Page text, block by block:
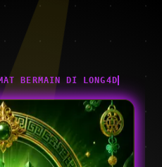
BERMAIN DI LONG4D